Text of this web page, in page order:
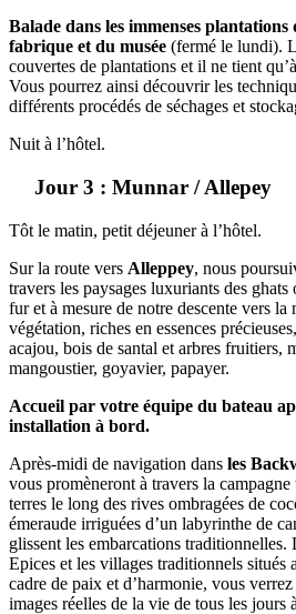
Balade dans les immenses plantations
fabrique et du musée (fermé le lundi).
couvertes de plantations et il ne tient
Vous pourrez ainsi découvrir les
différents procédés de séchages et
Nuit à l’hôtel.
Jour 3 : Munnar / Allepey
Tôt le matin, petit déjeuner à l’hôtel.
Sur la route vers Alleppey, nous
travers les paysages luxuriants des
fur et à mesure de notre descente vers la
végétation, riches en essences
acajou, bois de santal et arbres fruitiers,
mangoustier, goyavier, papayer.
Accueil par votre équipe du bateau
installation à bord.
Après-midi de navigation dans les
vous promèneront à travers la
terres le long des rives ombragées de
émeraude irriguées d’un labyrinthe de
glissent les embarcations traditionnelles.
Epices et les villages traditionnels situés
cadre de paix et d’harmonie, vous
images réelles de la vie de tous les jours